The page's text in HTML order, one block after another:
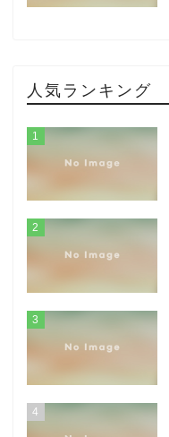
人気ランキング
1
2
3
4